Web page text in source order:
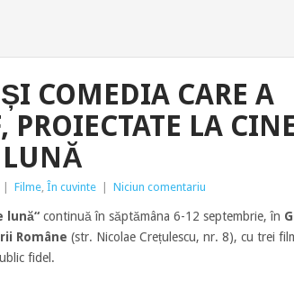
COMEDIA CARE A
PROIECTATE LA
LUNĂ
Filme, În cuvinte Niciun comentariu
lună“ continuă în săptămâna 6-12 septembrie, în
Române (str. Nicolae Crețulescu, nr. 8), cu trei
fidel.